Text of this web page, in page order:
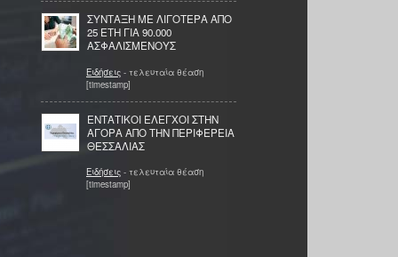
ΣΥΝΤΑΞΗ ΜΕ ΛΙΓΟΤΕΡΑ ΑΠΟ
25 ΕΤΗ ΓΙΑ 90.000
ΑΣΦΑΛΙΣΜΕΝΟΥΣ
Ειδήσεις - τελευταία θέαση
[timestamp]
ΕΝΤΑΤΙΚΟΙ ΕΛΕΓΧΟΙ ΣΤΗΝ
ΑΓΟΡΑ ΑΠΟ ΤΗΝ ΠΕΡΙΦΕΡΕΙΑ
ΘΕΣΣΑΛΙΑΣ
Ειδήσεις - τελευταία θέαση
[timestamp]